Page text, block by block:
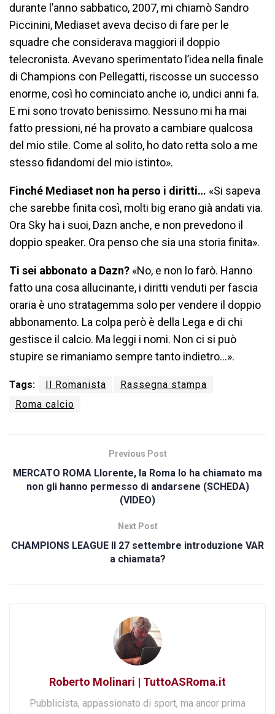
durante l’anno sabbatico, 2007, mi chiamò Sandro
Piccinini, Mediaset aveva deciso di fare per le
squadre che considerava maggiori il doppio
telecronista. Avevano sperimentato l’idea nella finale
di Champions con Pellegatti, riscosse un successo
enorme, così ho cominciato anche io, undici anni fa.
E mi sono trovato benissimo. Nessuno mi ha mai
fatto pressioni, né ha provato a cambiare qualcosa
del mio stile. Come al solito, ho dato retta solo a me
stesso fidandomi del mio istinto».
Finché Mediaset non ha perso i diritti… «Si sapeva
che sarebbe finita così, molti big erano già andati via.
Ora Sky ha i suoi, Dazn anche, e non prevedono il
doppio speaker. Ora penso che sia una storia finita».
Ti sei abbonato a Dazn? «No, e non lo farò. Hanno
fatto una cosa allucinante, i diritti venduti per fascia
oraria è uno stratagemma solo per vendere il doppio
abbonamento. La colpa però è della Lega e di chi
gestisce il calcio. Ma leggi i nomi. Non ci si può
stupire se rimaniamo sempre tanto indietro…».
Tags: Il Romanista
Rassegna stampa
Roma calcio
Previous Post
MERCATO ROMA Llorente, la Roma lo ha chiamato ma
non gli hanno permesso di andarsene (SCHEDA)
(VIDEO)
Next Post
CHAMPIONS LEAGUE Il 27 settembre introduzione VAR
a chiamata?
Roberto Molinari | TuttoASRoma.it
Pubblicista, appassionato di sport, ma ancor prima